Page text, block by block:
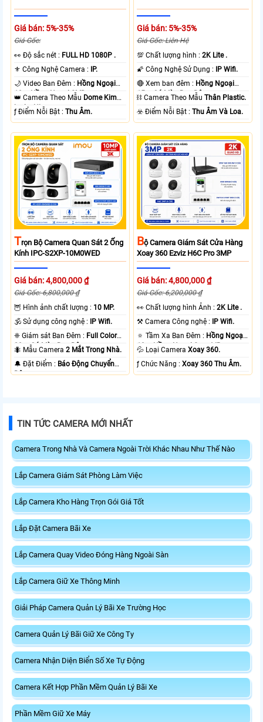
Giá bán: 5%-35%
Giá Gốc:
️👀 Độ sắc nét : FULL HD 1080P .
⚜️ Công Nghệ Camera : IP.
🌙 Video Ban Đêm : Hồng Ngoại
10m Hồng Ngoại SMD.
👑 Camera Theo Mẫu Dome Kim
loại + Nhựa.
️ƒ Điểm Nỗi Bật :Thu Âm.
Giá bán: 5%-35%
Giá Gốc: Liên Hệ
💯 Chất lượng hình :2K Lite .
🌠 Công Nghệ Sử Dụng : IP Wifi.
🔴 Xem ban đêm : Hồng Ngoại
15m Có Màu Ban Ðêm.
⛓ Camera Theo MẫuThân Plastic.
️☣️ Điểm Nỗi Bật :Thu Âm Và Loa.
TRọn Bộ Camera Quan Sát 2 Ống
Kính IPC-S2XP-10M0WED
Giá bán: 4,800,000 ₫
Giá Gốc: 6,800,000 ₫
🦉 Hình ảnh chất lượng : 10 MP.
🕉️ Sử dụng công nghệ : IP Wifi.
❈ Giám sát Ban Đêm : Full Color
20m Có Màu Ban Ðêm.
🐜 Mẫu Camera2 Mắt Trong Nhà.
️🔔 Đặt Điểm : Báo Động Chuyển
Động.
BỘ Camera Giám Sát Cửa Hàng
Xoay 360 Ezviz H6C Pro 3MP
Giá bán: 4,800,000 ₫
Giá Gốc: 6,200,000 ₫
️👀 Chất lượng hình Ảnh :2K Lite .
⚒ Camera Công nghệ : IP Wifi.
🔅 Tầm Xa Ban Đêm : Hồng Ngoại
10m Hồng Ngoại Smart IR.
💦 Loại CameraXoay 360.
️ƒ Chức Năng :Xoay 360 Thu Âm.
TIN TỨC CAMERA MỚI NHẤT
Camera Trong Nhà Và Camera Ngoài Trời Khác Nhau Như Thế Nào
Lắp Camera Giám Sát Phòng Làm Việc
Lắp Camera Kho Hàng Trọn Gói Giá Tốt
Lắp Đặt Camera Bãi Xe
Lắp Camera Quay Video Đóng Hàng Ngoài Sàn
Lắp Camera Giữ Xe Thông Minh
Giải Pháp Camera Quản Lý Bãi Xe Trường Học
Camera Quản Lý Bãi Giữ Xe Công Ty
Camera Nhận Diện Biển Số Xe Tự Động
Camera Kết Hợp Phần Mềm Quản Lý Bãi Xe
Phần Mềm Giữ Xe Máy